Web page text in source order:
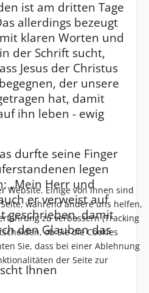
ist am dritten Tage
allerdings bezeugt
klaren Worten und
der Schrift sucht,
Jesus der Christus
der unsere
hat, damit
ihn leben - ewig
durfte seine Finger
legen
„Mein Herr und
er verweist auf
geschrieben, damit
den Glauben das
Ihnen
Website. Einige von ihnen sind
während andere uns helfen,
zu verbessern (Tracking
ob Sie die Cookies
Sie, dass bei einer Ablehnung
der Seite zur